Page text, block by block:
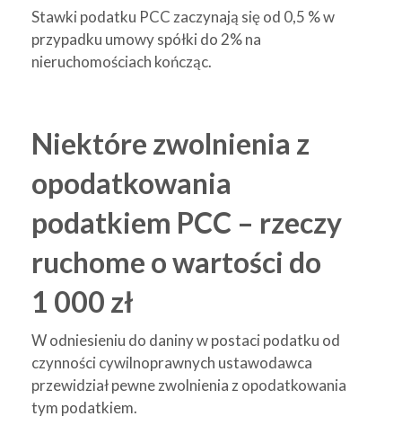
Stawki podatku PCC zaczynają się od 0,5 % w
przypadku umowy spółki do 2% na
nieruchomościach kończąc.
Niektóre zwolnienia z
opodatkowania
podatkiem PCC – rzeczy
ruchome o wartości do
1 000 zł
W odniesieniu do daniny w postaci podatku od
czynności cywilnoprawnych ustawodawca
przewidział pewne zwolnienia z opodatkowania
tym podatkiem.